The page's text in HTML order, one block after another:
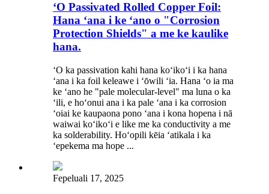
ʻO Passivated Rolled Copper Foil:
Hana ʻana i ke ʻano o "Corrosion
Protection Shields" a me ke kaulike
hana.
ʻO ka passivation kahi hana koʻikoʻi i ka hana
ʻana i ka foil keleawe i ʻōwili ʻia. Hana ʻo ia ma
ke ʻano he "pale molecular-level" ma luna o ka
ʻili, e hoʻonui ana i ka pale ʻana i ka corrosion
ʻoiai ke kaupaona pono ʻana i kona hopena i nā
waiwai koʻikoʻi e like me ka conductivity a me
ka solderability. Hoʻopili kēia ʻatikala i ka
ʻepekema ma hope ...
Fepeluali 17, 2025